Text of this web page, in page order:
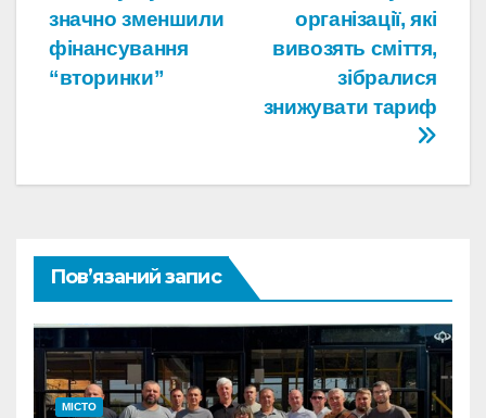
записів
організації, які
вивозять сміття,
зібралися
знижувати тариф
значно зменшили
фінансування
“вторинки”
Пов’язаний запис
МІСТО